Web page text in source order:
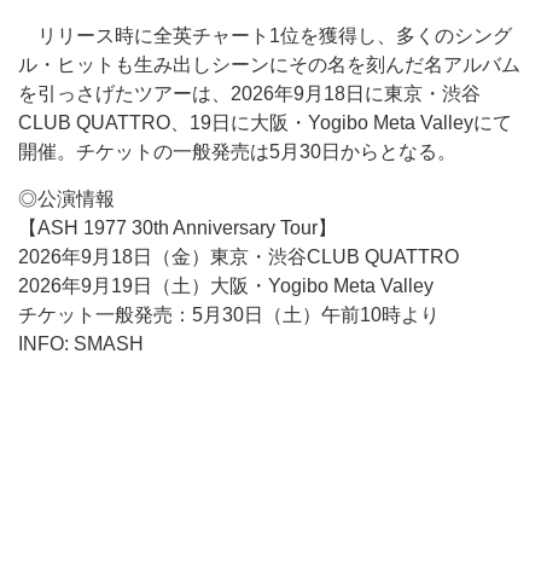
リリース時に全英チャート1位を獲得し、多くのシング
ル・ヒットも生み出しシーンにその名を刻んだ名アルバム
を引っさげたツアーは、2026年9月18日に東京・渋谷
CLUB QUATTRO、19日に大阪・Yogibo Meta Valleyにて
開催。チケットの一般発売は5月30日からとなる。
◎公演情報
【ASH 1977 30th Anniversary Tour】
2026年9月18日（金）東京・渋谷CLUB QUATTRO
2026年9月19日（土）大阪・Yogibo Meta Valley
チケット一般発売：5月30日（土）午前10時より
INFO: SMASH